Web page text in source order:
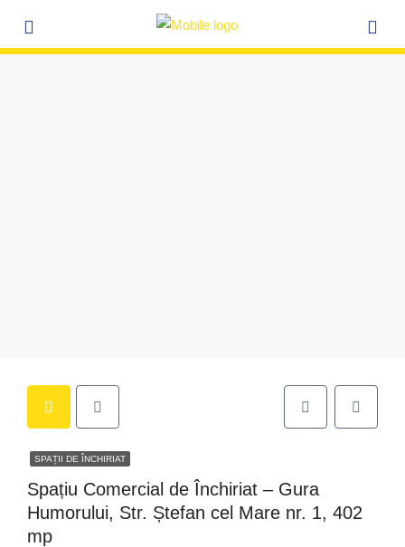
SPAȚII DE ÎNCHIRIAT
Spațiu Comercial de Închiriat – Gura
Humorului, Str. Ștefan cel Mare nr. 1, 402
mp